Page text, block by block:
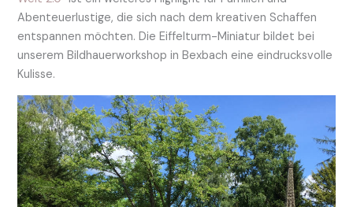
Abenteuerlustige, die sich nach dem kreativen Schaffen
entspannen möchten. Die Eiffelturm-Miniatur bildet bei
unserem Bildhauerworkshop in Bexbach eine eindrucksvolle
Kulisse.